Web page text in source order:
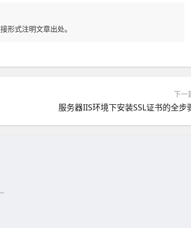
形式注明文章出处。
下一
服务器IIS环境下安装SSL证书的全步